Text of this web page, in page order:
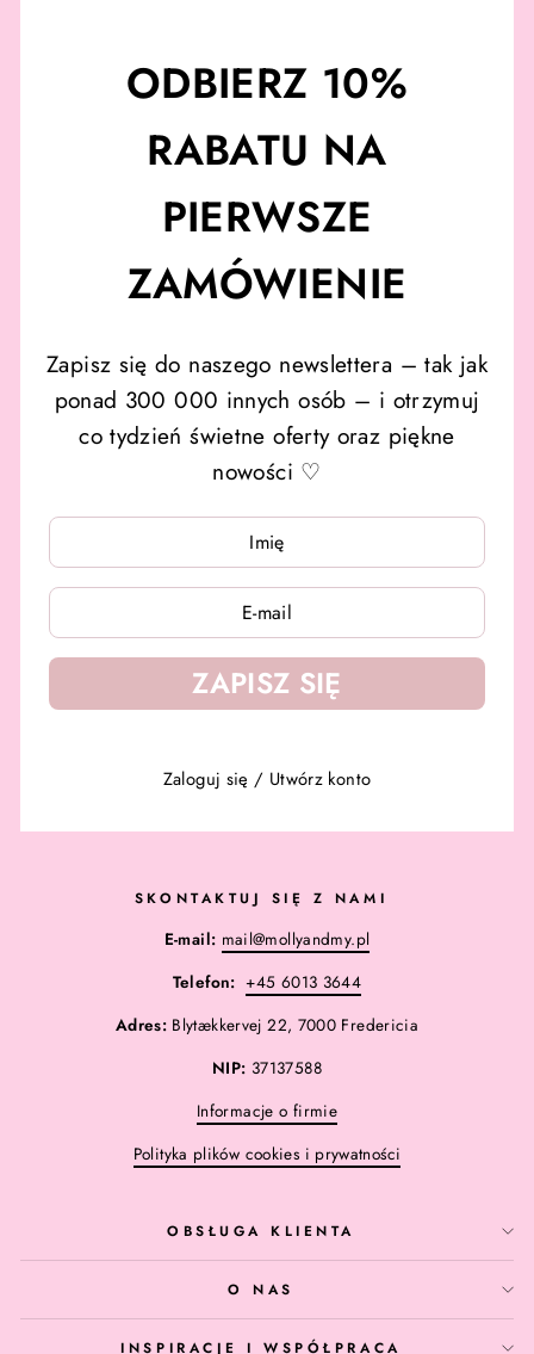
ODBIERZ 10%
RABATU NA
PIERWSZE
ZAMÓWIENIE
Zapisz się do naszego newslettera – tak jak
ponad 300 000 innych osób – i otrzymuj
co tydzień świetne oferty oraz piękne
nowości ♡
WPISZ
SWÓJ
E-
WPISZ
SWÓJ
E-
ZAPISZ SIĘ
Zaloguj się / Utwórz konto
SKONTAKTUJ SIĘ Z NAMI
E-mail: mail@mollyandmy.pl
Telefon: +45 6013 3644
Adres: Blytækkervej 22, 7000 Fredericia
NIP: 37137588
Informacje o firmie
Polityka plików cookies i prywatności
OBSŁUGA KLIENTA
O NAS
INSPIRACJE I WSPÓŁPRACA